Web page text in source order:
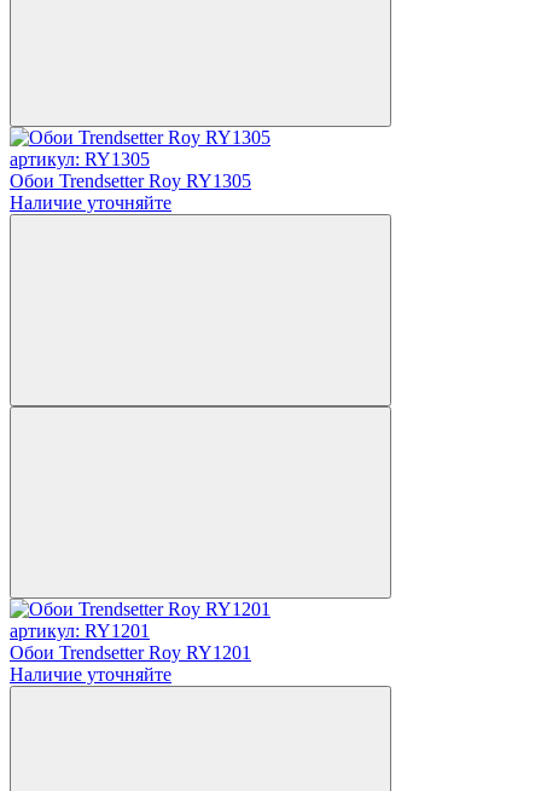
артикул: RY1305
Обои Trendsetter Roy RY1305
Наличие уточняйте
артикул: RY1201
Обои Trendsetter Roy RY1201
Наличие уточняйте